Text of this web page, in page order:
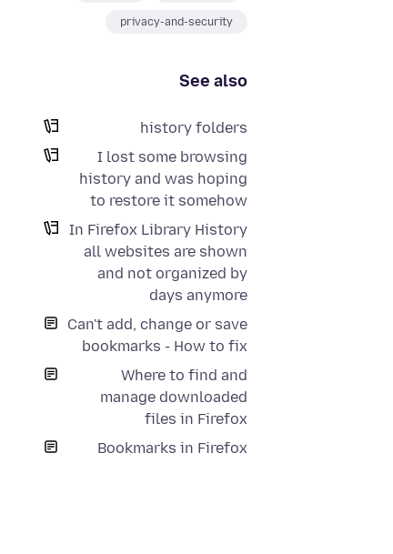
privacy-and-security
See also
history folders
I lost some browsing
history and was hoping
to restore it somehow
In Firefox Library History
all websites are shown
and not organized by
days anymore
Can't add, change or save
bookmarks - How to fix
Where to find and
manage downloaded
files in Firefox
Bookmarks in Firefox